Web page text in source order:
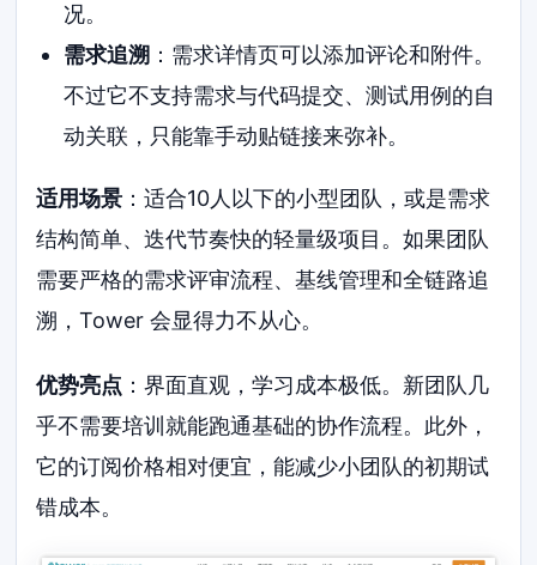
况。
需求追溯 ：需求详情页可以添加评论和附件。
不过它不支持需求与代码提交、测试用例的自
动关联，只能靠手动贴链接来弥补。
适用场景 ：适合10人以下的小型团队，或是需求
结构简单、迭代节奏快的轻量级项目。如果团队
需要严格的需求评审流程、基线管理和全链路追
溯，Tower 会显得力不从心。
优势亮点 ：界面直观，学习成本极低。新团队几
乎不需要培训就能跑通基础的协作流程。此外，
它的订阅价格相对便宜，能减少小团队的初期试
错成本。